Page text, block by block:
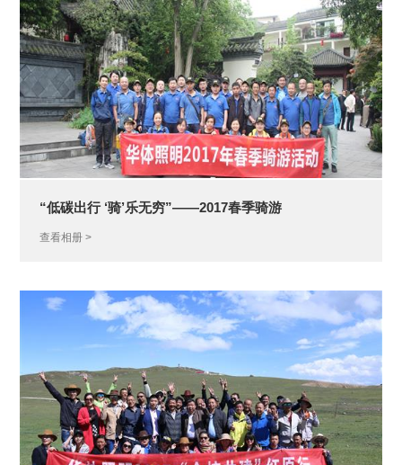
公
司
概
况
数
字
能
源
新
闻
动
态
智
慧
前
沿
重
要
新
闻
资
质
荣
誉
· 公
司
荣
誉
· 华
体
员
工
风
采
最新公告 联系我们 投资者互动
“低碳出行 ‘骑’乐无穷”——2017春季骑游
查看相册 >